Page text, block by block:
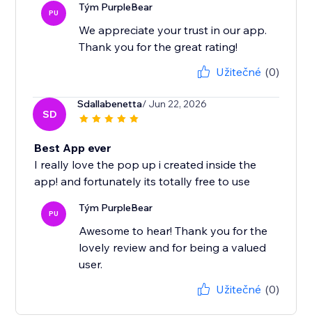
PU Tým PurpleBear
We appreciate your trust in our app.
Thank you for the great rating!
Užitečné (0)
SD
Sdallabenetta/ Jun 22, 2026
Best App ever
I really love the pop up i created inside the
app! and fortunately its totally free to use
PU Tým PurpleBear
Awesome to hear! Thank you for the
lovely review and for being a valued
user.
Užitečné (0)